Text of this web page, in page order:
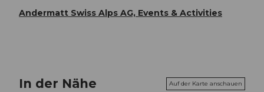
Andermatt Swiss Alps AG, Events & Activities
In der Nähe Auf der Karte anschauen